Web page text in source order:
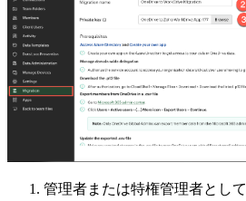
管理者または特権管理者として